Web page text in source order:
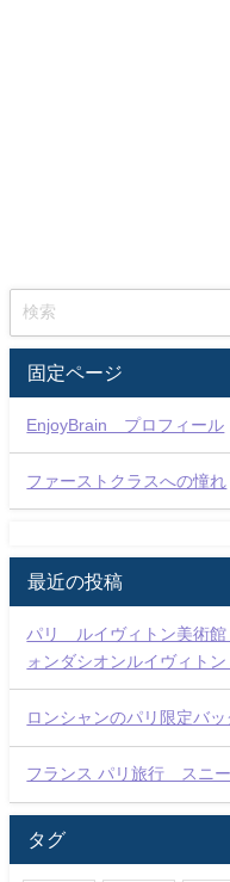
固定ページ
EnjoyBrain プロフィール
ファーストクラスへの憧れ
最近の投稿
パリ ルイヴィトン美術
ォンダシオンルイヴィト
ロンシャンのパリ限定バ
フランス パリ旅行 スニ
タグ